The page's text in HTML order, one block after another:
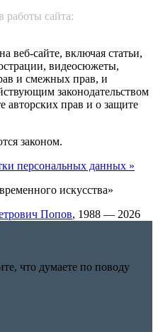
работы сайта:
веб-сайте, включая статьи,
видеосюжеты,
и смежных прав, и
законодательством
авторских прав и о защите
законом.
персональных данных »
искусства»
Попов, 1988 — 2026
что думаете по поводу